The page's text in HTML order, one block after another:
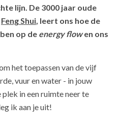
lijn. De 3000 jaar oude
Feng Shui , leert ons hoe de
op de energy flowen ons
het toepassen van de vijf
vuur en water - in jouw
in een ruimte neer te
ik aan je uit!